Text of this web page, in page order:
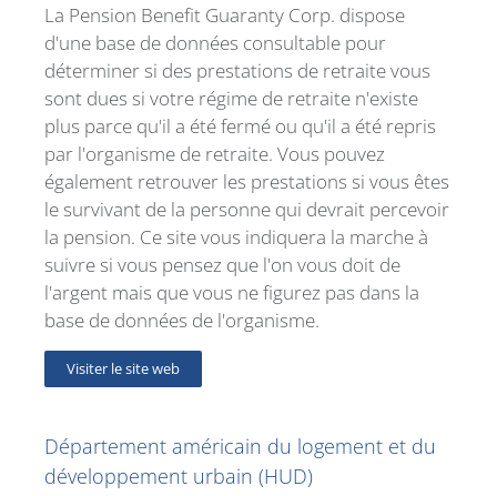
La Pension Benefit Guaranty Corp. dispose
d'une base de données consultable pour
déterminer si des prestations de retraite vous
sont dues si votre régime de retraite n'existe
plus parce qu'il a été fermé ou qu'il a été repris
par l'organisme de retraite. Vous pouvez
également retrouver les prestations si vous êtes
le survivant de la personne qui devrait percevoir
la pension. Ce site vous indiquera la marche à
suivre si vous pensez que l'on vous doit de
l'argent mais que vous ne figurez pas dans la
base de données de l'organisme.
Visiter le site web
Département américain du logement et du
développement urbain (HUD)